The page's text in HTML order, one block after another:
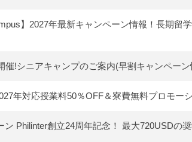
】2027年最新キャンペーン情報！長期留
催!シニアキャンプのご案内(早割キャンペー
年対応授業料50％OFF＆寮費無料プロモー
ン Philinter創立24周年記念！ 最大720USDの